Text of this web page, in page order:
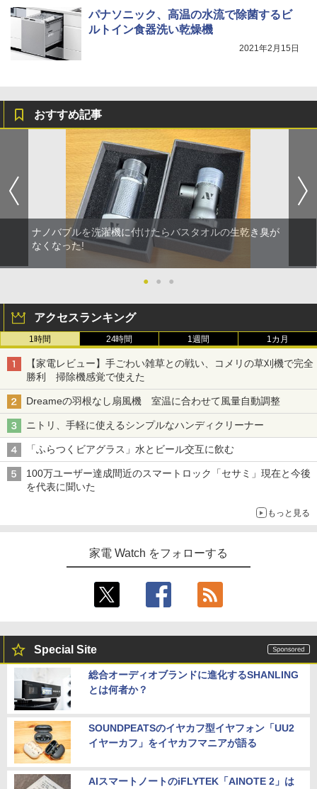
パナソニック、高温の水流で除菌するビ
ルトイン食器洗い乾燥機
2021年2月15日
おすすめ記事
ナノバブルを洗濯機に付けたらバスタオルの生乾き臭が
なくなった!
● ● ●
アクセスランキング
1時間 24時間 1週間 1カ月
【家電レビュー】手ごわい雑草との戦い、コメリの草刈機で完全
勝利 掃除機感覚で使えた
Dreameの羽根なし扇風機 室温に合わせて風量自動調整
ニトリ、手軽に使えるシンプルなハンディクリーナー
「ふらつくビアグラス」水とビール交互に飲む
100万ユーザー達成間近のスマートロック「セサミ」現在と今後
を代表に聞いた
もっと見る
家電 Watch をフォローする
Special Site
総合オーディオブランドに進化するSHANLING
とは何者か？
SOUNDPEATSのイヤカフ型イヤフォン「UU2
イヤーカフ」をイヤカフマニアが語る
AIスマートノートのiFLYTEK「AINOTE 2」は